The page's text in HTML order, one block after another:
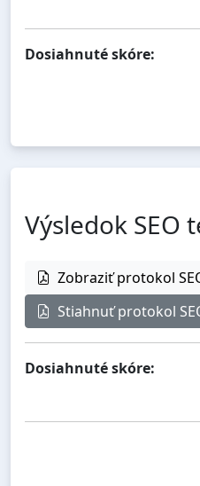
Dosiahnuté skóre:
Výsledok SEO
Zobraziť protokol
Stiahnuť protokol
Dosiahnuté skóre: